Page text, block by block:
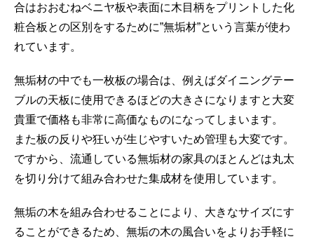
合はおおむねベニヤ板や表面に木目柄をプリントした化
粧合板との区別をするために”無垢材”という言葉が使わ
れています。
無垢材の中でも一枚板の場合は、例えばダイニングテー
ブルの天板に使用できるほどの大きさになりますと大変
貴重で価格も非常に高価なものになってしまいます。
また板の反りや狂いが生じやすいため管理も大変です。
ですから、流通している無垢材の家具のほとんどは丸太
を切り分けて組み合わせた集成材を使用しています。
無垢の木を組み合わせることにより、大きなサイズにす
ることができるため、無垢の木の風合いをよりお手軽に